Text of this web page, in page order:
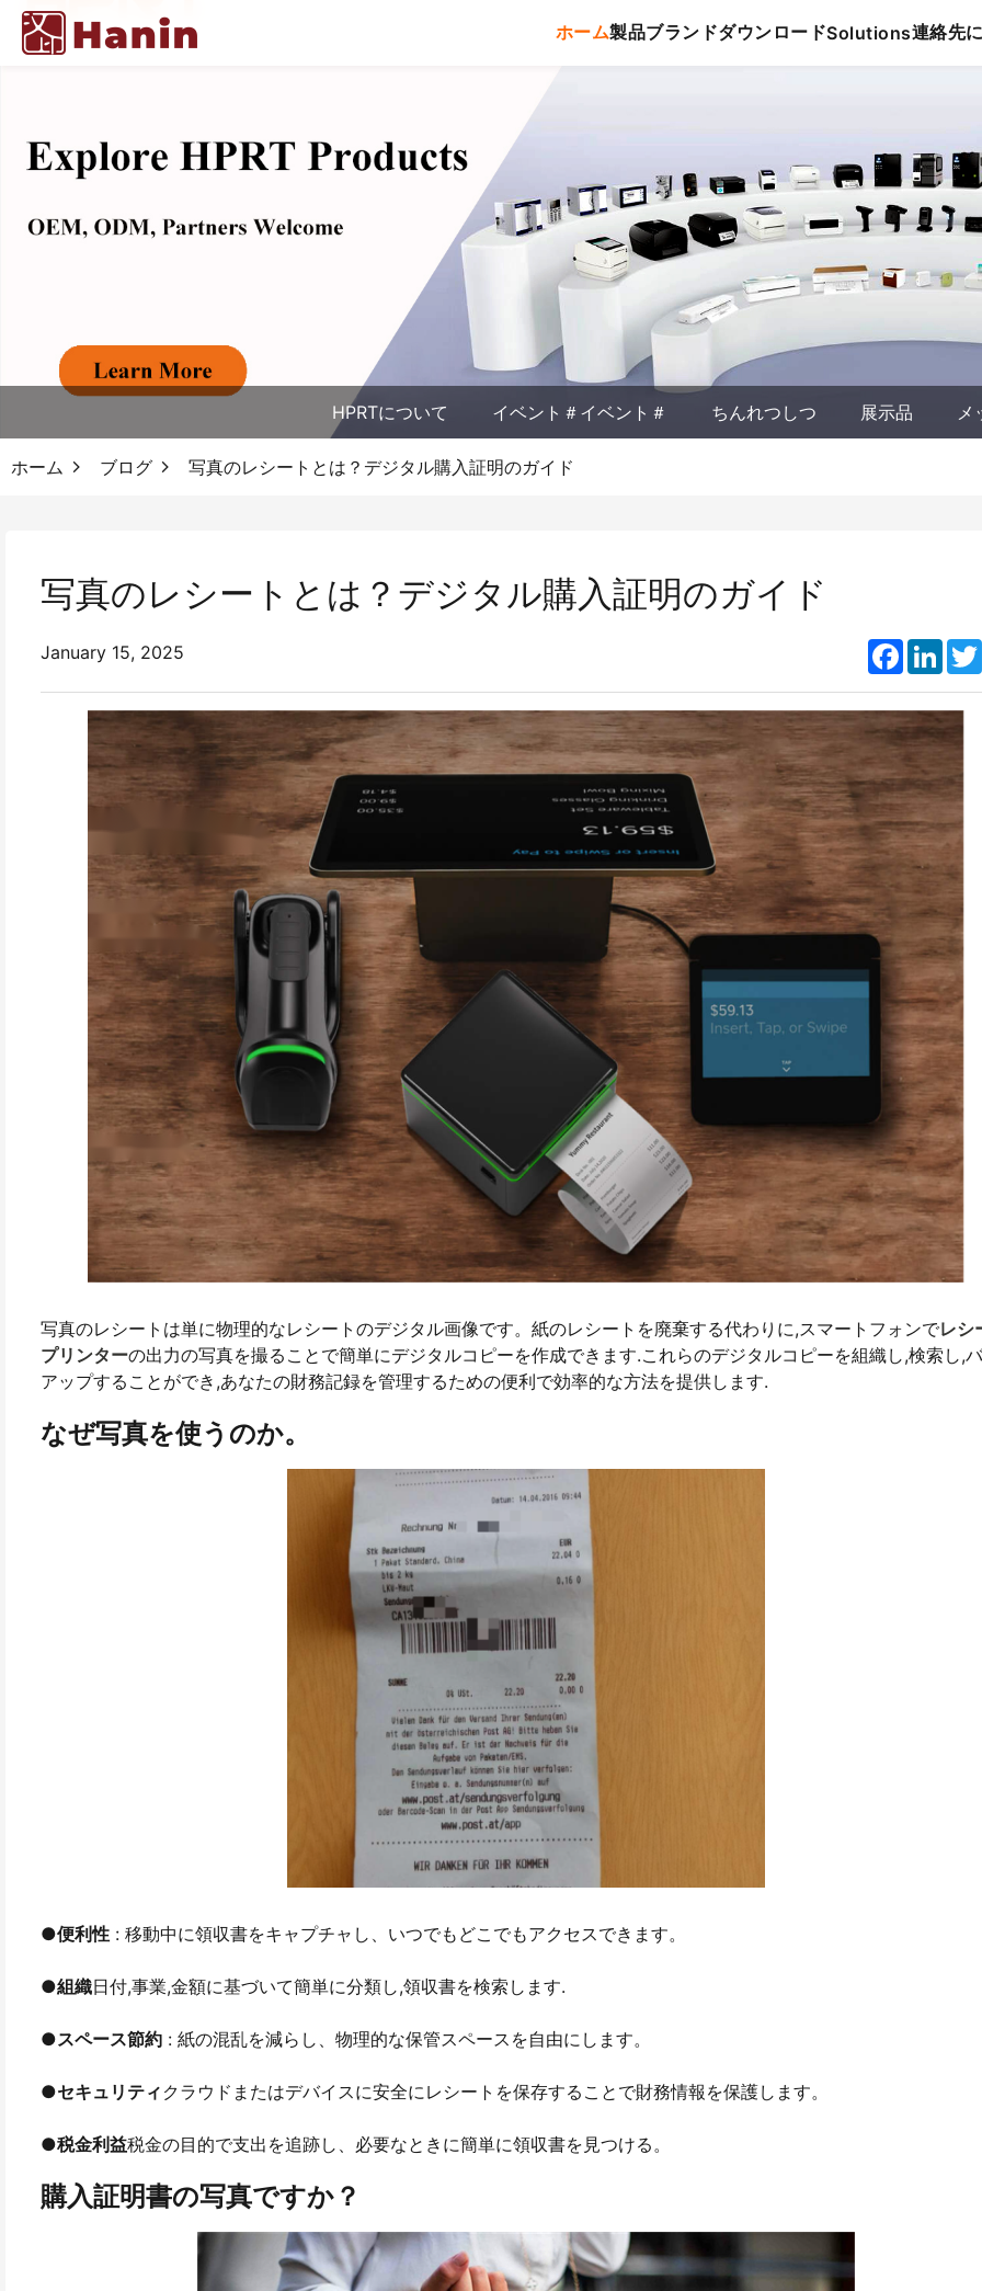
ホーム製品ブランドダウンロードSolutions連絡先
HPRTについて イベント＃イベント＃ ちんれつしつ 展示品 メ
ホーム ブログ 写真のレシートとは？デジタル購入証明のガイド
写真のレシートとは？デジタル購入証明のガイド
January 15, 2025 Facebook
写真のレシートは単に物理的なレシートのデジタル画像です。紙のレシートを廃棄する代わりに,スマートフォンでレシ
プリンターの出力の写真を撮ることで簡単にデジタルコピーを作成できます.これらのデジタルコピーを組織し,検索し,
アップすることができ,あなたの財務記録を管理するための便利で効率的な方法を提供します.
なぜ写真を使うのか。
●便利性 : 移動中に領収書をキャプチャし、いつでもどこでもアクセスできます。
●組織日付,事業,金額に基づいて簡単に分類し,領収書を検索します.
●スペース節約 : 紙の混乱を減らし、物理的な保管スペースを自由にします。
●セキュリティ クラウドまたはデバイスに安全にレシートを保存することで財務情報を保護します。
●税金利益税金の目的で支出を追跡し、必要なときに簡単に領収書を見つける。
購入証明書の写真ですか？